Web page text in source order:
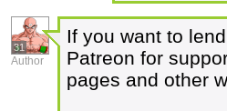
31
Author
If you want to
Patreon for
pages and other